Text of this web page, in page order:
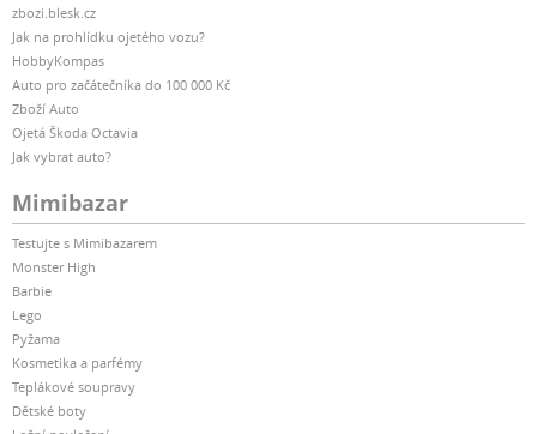
zbozi.blesk.cz
Jak na prohlídku ojetého vozu?
HobbyKompas
Auto pro začátečníka do 100 000 Kč
Zboží Auto
Ojetá Škoda Octavia
Jak vybrat auto?
Mimibazar
Testujte s Mimibazarem
Monster High
Barbie
Lego
Pyžama
Kosmetika a parfémy
Teplákové soupravy
Dětské boty